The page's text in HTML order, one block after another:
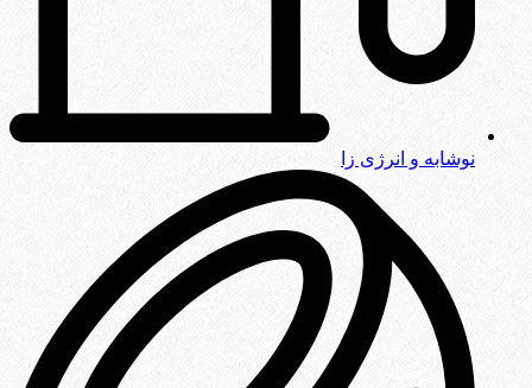
نوشابه و انرژی زا